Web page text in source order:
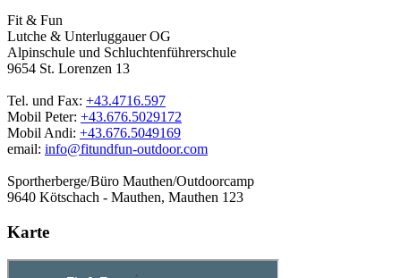
Fit & Fun
Lutche & Unterluggauer OG
Alpinschule und Schluchtenführerschule
9654 St. Lorenzen 13
Tel. und Fax: +43.4716.597
Mobil Peter: +43.676.5029172
Mobil Andi: +43.676.5049169
email: info@fitundfun-outdoor.com
Sportherberge/Büro Mauthen/Outdoorcamp
9640 Kötschach - Mauthen, Mauthen 123
Karte